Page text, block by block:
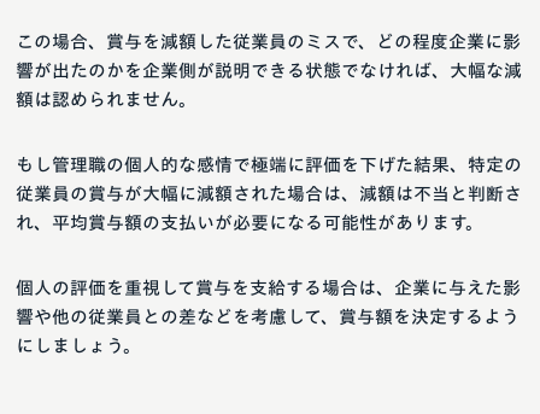
この場合、賞与を減額した従業員のミスで、どの程度企業に影
響が出たのかを企業側が説明できる状態でなければ、大幅な減
額は認められません。
もし管理職の個人的な感情で極端に評価を下げた結果、特定の
従業員の賞与が大幅に減額された場合は、減額は不当と判断さ
れ、平均賞与額の支払いが必要になる可能性があります。
個人の評価を重視して賞与を支給する場合は、企業に与えた影
響や他の従業員との差などを考慮して、賞与額を決定するよう
にしましょう。